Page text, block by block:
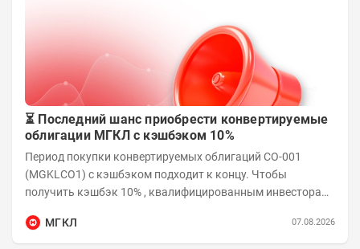
⏳ Последний шанс приобрести конвертируемые
облигации МГКЛ с кэшбэком 10%
Период покупки конвертируемых облигаций СО-001
(MGKLCO1) с кэшбэком подходит к концу. Чтобы
получить кэшбэк 10% , квалифицированным инвесторам
МГКЛ
07.08.2026